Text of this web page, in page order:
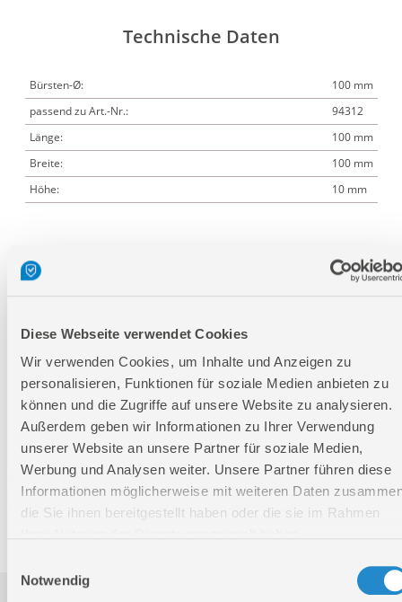
Diese Webseite verwendet Cookies
Wir verwenden Cookies, um Inhalte und Anzeigen zu
personalisieren, Funktionen für soziale Medien anbieten zu
können und die Zugriffe auf unsere Website zu analysieren.
Außerdem geben wir Informationen zu Ihrer Verwendung
unserer Website an unsere Partner für soziale Medien,
Werbung und Analysen weiter. Unsere Partner führen diese
Informationen möglicherweise mit weiteren Daten
die Sie ihnen bereitgestellt haben oder die sie im Rahmen
Notwendig
Technische Daten
Bürsten-Ø:
100 mm
passend zu Art.-Nr.:
94312
Länge:
100 mm
Breite:
100 mm
Höhe:
10 mm
Länge
Breite
20 mm
Höhe
190 mm
Nettogewicht:
0,83 kg
Bruttogewicht:
0,95 kg
GTIN:
4015671559715
Artikelnummer:
94314